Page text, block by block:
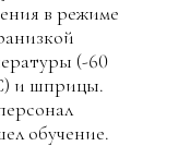
в режиме
(-60
и шприцы.
обучение.